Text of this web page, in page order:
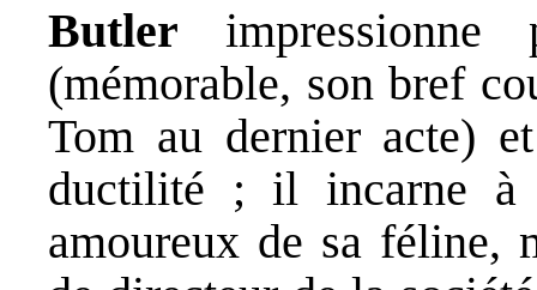
Butler
(mémorable, son bref
Tom au dernier acte)
ductilité ; il incarne à
amoureux de sa féline,